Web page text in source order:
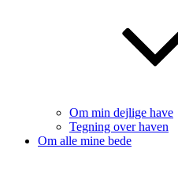
Om min dejlige have
Tegning over haven
Om alle mine bede